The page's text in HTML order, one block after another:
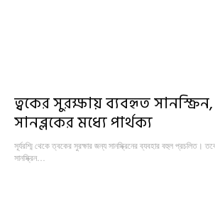
ত্বকের সুরক্ষায় ব্যবহৃত
সানব্লকের মধ্যে পার্থক্য
সূর্যরশ্মি থেকে ত্বকের সুরক্ষার জন্য সানস্ক্রিনের ব্যবহার বহুল প্রচলিত।
সানস্ক্রিন…